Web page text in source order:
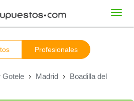
Profesionales
Gotele › Madrid › Boadilla del